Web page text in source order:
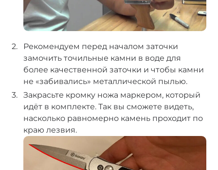
Рекомендуем перед началом заточки
замочить точильные камни в воде для
более качественной заточки и чтобы камни
не «забивались» металлической пылью.
Закрасьте кромку ножа маркером, который
идёт в комплекте. Так вы сможете видеть,
насколько равномерно камень проходит по
краю лезвия.